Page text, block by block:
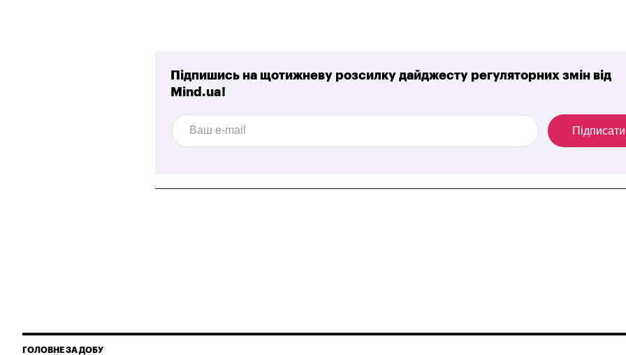
Підпишись на щотижневу розсилку дайджесту регуляторних змін від
Mind.ua!
ГОЛОВНЕ ЗА ДОБУ